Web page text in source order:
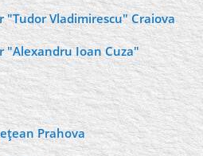
Vladimirescu" Craiova
"Alexandru Ioan Cuza"
Prahova